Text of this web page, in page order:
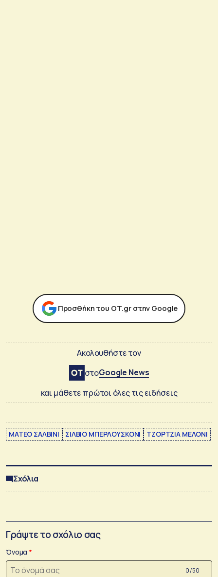
Προσθήκη του ΟΤ.gr στην Google
Ακολουθήστε τον
στοGoogle News
και μάθετε πρώτοι όλες τις ειδήσεις
ΜΑΤΕΟ ΣΑΛΒΙΝΙ ΣΙΛΒΙΟ ΜΠΕΡΛΟΥΣΚΟΝΙ ΤΖΟΡΤΖΙΑ ΜΕΛΟΝΙ
Σχόλια
Γράψτε το σχόλιο σας
Όνομα
0 /50